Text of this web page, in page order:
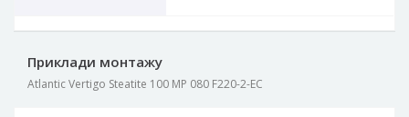
Приклади монтажу
Atlantic Vertigo Steatite 100 MP 080 F220-2-EC